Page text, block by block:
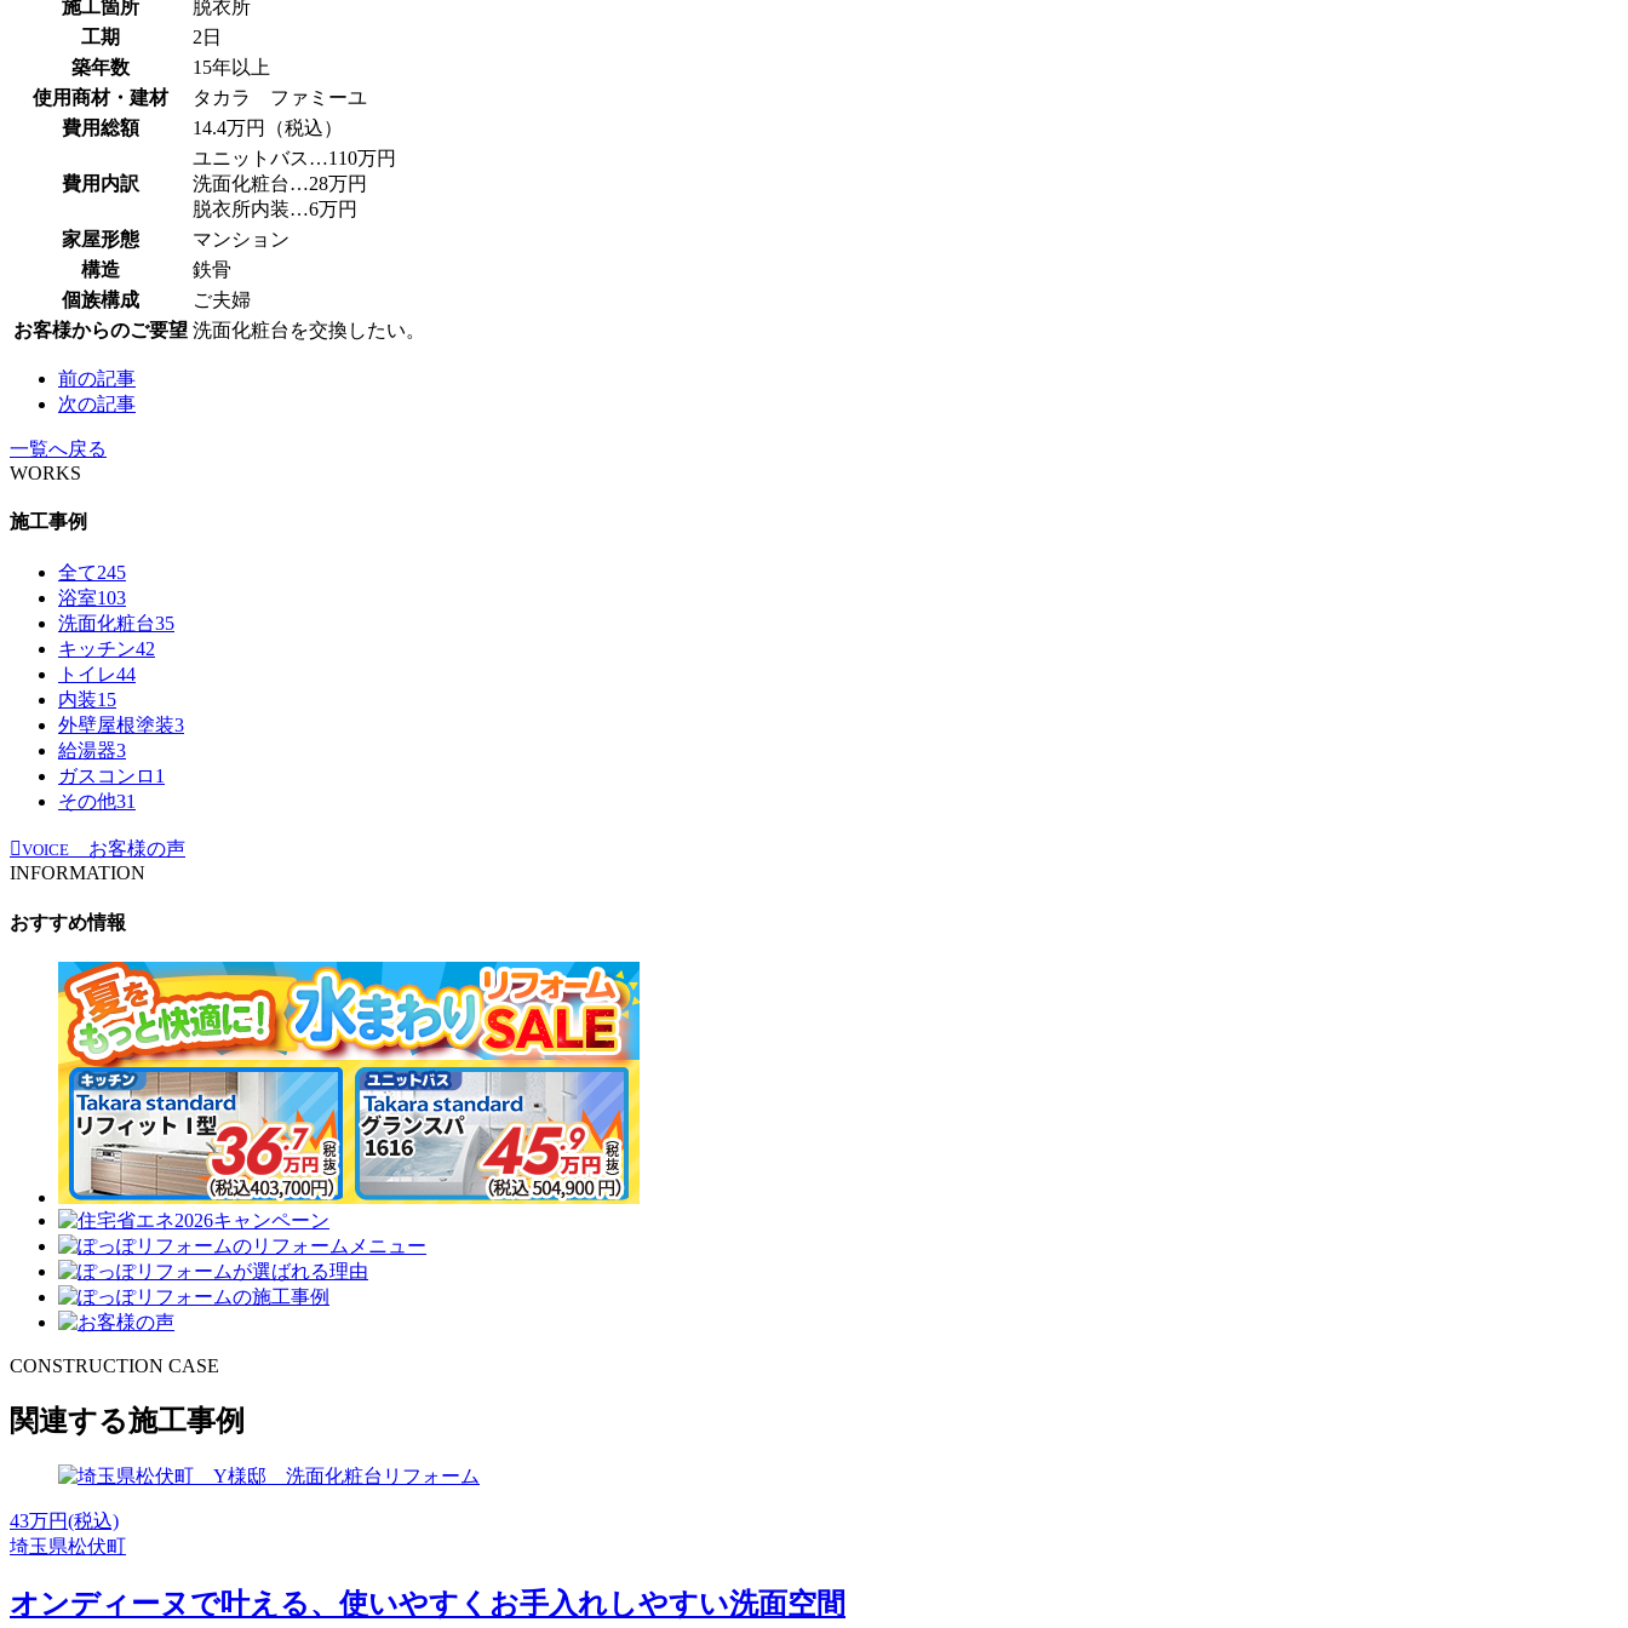
施工箇所
脱衣所
工期
2日
築年数
15年以上
使用商材・建材
タカラ ファミーユ
費用総額
14.4万円（税込）
費用内訳
ユニットバス…110万円
洗面化粧台…28万円
脱衣所内装…6万円
家屋形態
マンション
構造
鉄骨
個族構成
ご夫婦
お客様からのご要望 洗面化粧台を交換したい。
前の記事
次の記事
一覧へ戻る
WORKS
施工事例
全て245
浴室103
洗面化粧台35
キッチン42
トイレ44
内装15
外壁屋根塗装3
給湯器3
ガスコンロ 1
その他31
VOICE
お客様の声
INFORMATION
おすすめ情報
CONSTRUCTION CASE
関連する施工事例
43万円(税込)
埼玉県松伏町
オンディーヌで叶える、使いやすくお手入れしやすい洗面空間